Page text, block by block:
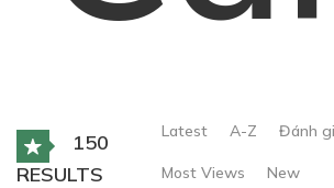
150
RESULTS
Latest A-Z Đánh
Most Views New